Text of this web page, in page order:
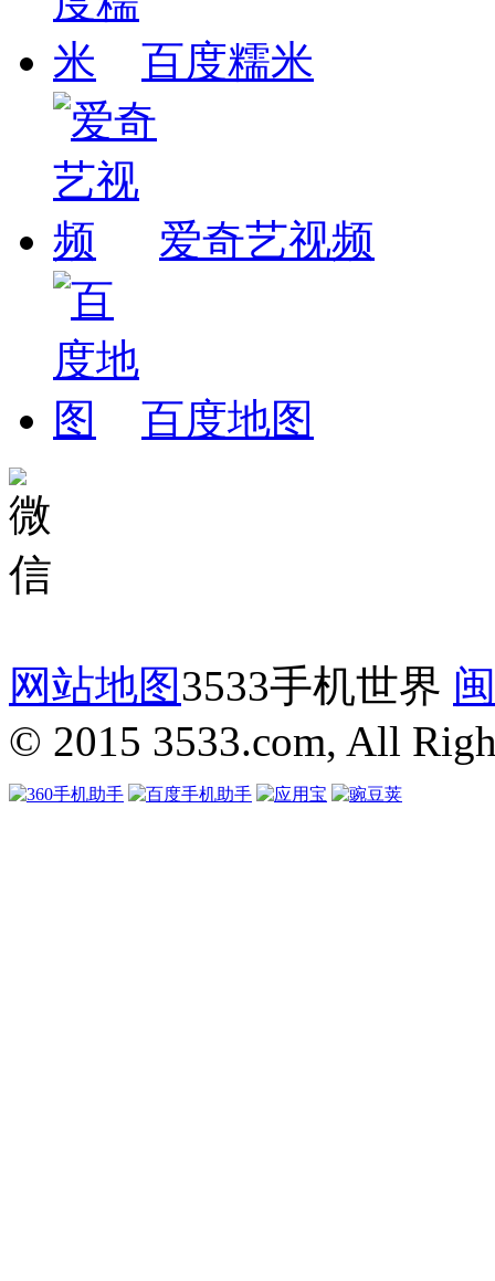
百度糯米
爱奇艺视频
百度地图
网站地图3533手机世界
© 2015 3533.com, All